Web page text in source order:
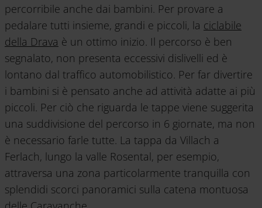
percorribile anche dai bambini. Per provare a
pedalare tutti insieme, grandi e piccoli, la ciclabile
della Drava è un ottimo inizio. Il percorso è ben
segnalato, non presenta eccessivi dislivelli ed è
lontano dal traffico automobilistico. Per far divertire
i bambini si è pensato anche ad attività adatte ai più
piccoli. Per ciò che riguarda le tappe viene suggerita
una suddivisione del percorso in 6 giornate, ma non
è necessario farle tutte. La tappa da Villach a
Ferlach, lungo la valle Rosental, per esempio,
attraversa una zona particolarmente tranquilla con
splendidi scorci panoramici sulla catena montuosa